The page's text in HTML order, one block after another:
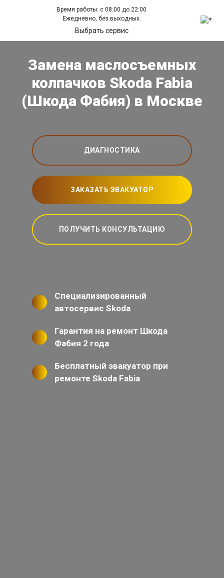
Время работы: с 08:00 до 22:00
Ежедневно, без выходных.
Выбрать сервис
Замена маслосъемных
колпачков Skoda Fabia
(Шкода Фабия) в Москве
ДИАГНОСТИКА
ЗАКАЗАТЬ ЭВАКУАТОР
ПОЛУЧИТЬ КОНСУЛЬТАЦИЮ
Специализированный
автосервис Skoda
Гарантия на ремонт Шкода
Фабия 2 года
Бесплатный эвакуатор при
ремонте Skoda Fabia